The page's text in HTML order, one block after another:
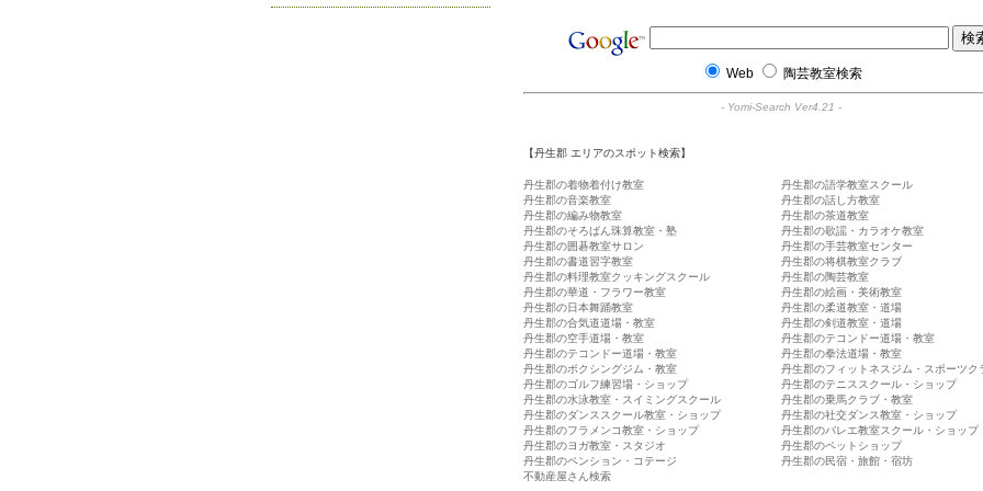
Web 陶芸教室検索
- Yomi-Search Ver4.21 -
【丹生郡 エリアのスポット検索】
丹生郡の着物着付け教室
丹生郡の語学教室スクール
丹生郡の音楽教室
丹生郡の話し方教室
丹生郡の編み物教室
丹生郡の茶道教室
丹生郡のそろばん珠算教室・塾
丹生郡の歌謡・カラオケ教室
丹生郡の囲碁教室サロン
丹生郡の手芸教室センター
丹生郡の書道習字教室
丹生郡の将棋教室クラブ
丹生郡の料理教室クッキングスクール
丹生郡の陶芸教室
丹生郡の華道・フラワー教室
丹生郡の絵画・美術教室
丹生郡の日本舞踊教室
丹生郡の柔道教室・道場
丹生郡の合気道道場・教室
丹生郡の剣道教室・道場
丹生郡の空手道場・教室
丹生郡のテコンドー道場・教室
丹生郡のテコンドー道場・教室
丹生郡の拳法道場・教室
丹生郡のボクシングジム・教室
丹生郡のフィットネスジム・スポーツク
丹生郡のゴルフ練習場・ショップ
丹生郡のテニススクール・ショップ
丹生郡の水泳教室・スイミングスクール
丹生郡の乗馬クラブ・教室
丹生郡のダンススクール教室・ショップ
丹生郡の社交ダンス教室・ショップ
丹生郡のフラメンコ教室・ショップ
丹生郡のバレエ教室スクール・ショップ
丹生郡のヨガ教室・スタジオ
丹生郡のペットショップ
丹生郡のペンション・コテージ
丹生郡の民宿・旅館・宿坊
不動産屋さん検索